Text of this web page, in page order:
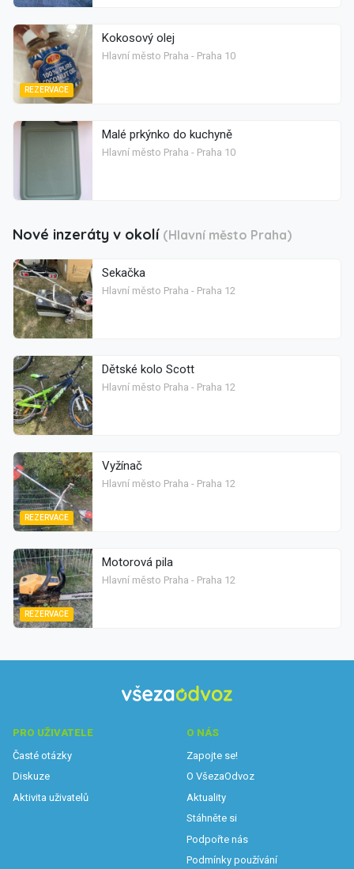
REZERVACE
Kokosový olej
Hlavní město Praha - Praha 10
Malé prkýnko do kuchyně
Hlavní město Praha - Praha 10
Nové inzeráty v okolí (Hlavní město Praha)
Sekačka
Hlavní město Praha - Praha 12
Dětské kolo Scott
Hlavní město Praha - Praha 12
REZERVACE
Vyžínač
Hlavní město Praha - Praha 12
REZERVACE
Motorová pila
Hlavní město Praha - Praha 12
PRO UŽIVATELE
Časté otázky
Diskuze
Aktivita uživatelů
O NÁS
Zapojte se!
O VšezaOdvoz
Aktuality
Stáhněte si
Podpořte nás
Podmínky používání